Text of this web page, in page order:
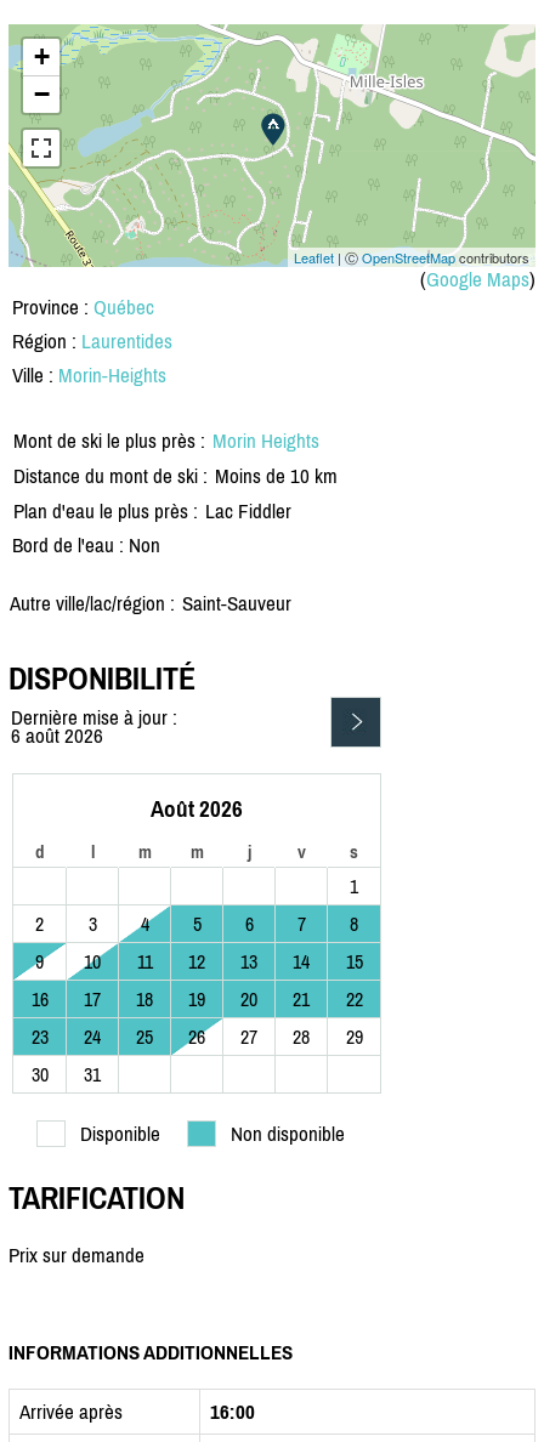
+
−
Leaflet | ⒸOpenStreetMapcontributors
(Google Maps)
Province : Québec
Région : Laurentides
Ville : Morin-Heights
Mont de ski le plus près : Morin Heights
Distance du mont de ski : Moins de 10 km
Plan d'eau le plus près : Lac Fiddler
Bord de l'eau : Non
Autre ville/lac/région : Saint-Sauveur
DISPONIBILITÉ
Dernière mise à jour :
6 août 2026
Août 2026
d l m m j v s
1
2
3 4 5 6 7
8
9
10 11 12 13 14
15
16
17 18 19 20 21
22
23
24 25 26 27 28
29
30
31
Disponible Non disponible
TARIFICATION
Prix sur demande
INFORMATIONS ADDITIONNELLES
Arrivée après
16:00